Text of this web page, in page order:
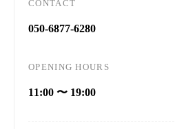
CONTACT
050-6877-6280
OPENING HOURS
11:00 〜 19:00